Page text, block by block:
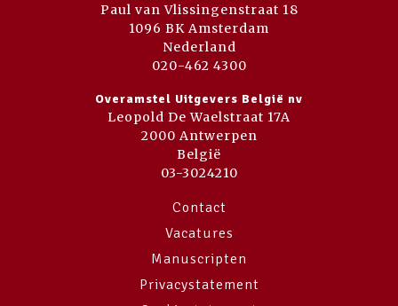
Paul van Vlissingenstraat 18
1096 BK Amsterdam
Nederland
020-462 4300
Overamstel Uitgevers België nv
Leopold De Waelstraat 17A
2000 Antwerpen
België
03-3024210
Contact
Vacatures
Manuscripten
Privacystatement